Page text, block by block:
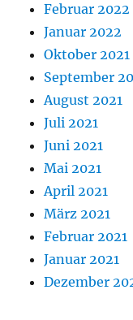
Februar 2022
Januar 2022
Oktober 2021
September
August 2021
Juli 2021
Juni 2021
Mai 2021
April 2021
März 2021
Februar 2021
Januar 2021
Dezember